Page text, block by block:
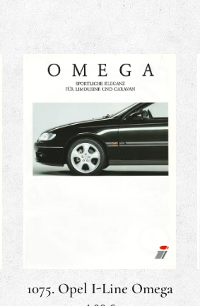
1075. Opel I-Line Omega